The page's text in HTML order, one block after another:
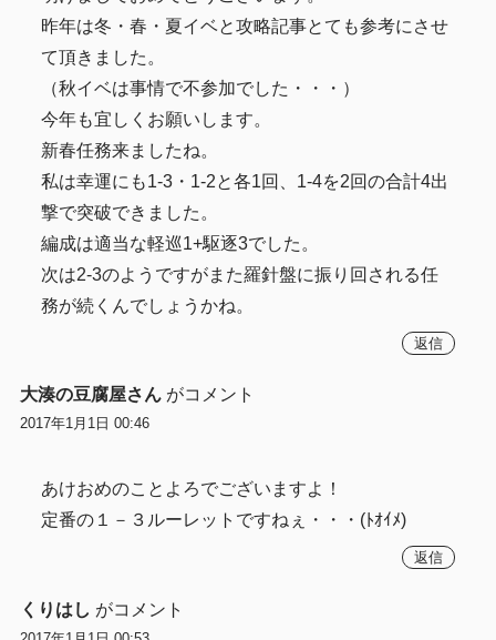
昨年は冬・春・夏イベと攻略記事とても参考にさせ
て頂きました。
（秋イベは事情で不参加でした・・・）
今年も宜しくお願いします。
新春任務来ましたね。
私は幸運にも1-3・1-2と各1回、1-4を2回の合計4出
撃で突破できました。
編成は適当な軽巡1+駆逐3でした。
次は2-3のようですがまた羅針盤に振り回される任
務が続くんでしょうかね。
返信
大湊の豆腐屋さん がコメント
2017年1月1日 00:46
あけおめのことよろでございますよ！
定番の１－３ルーレットですねぇ・・・(ﾄｵｲﾒ)
返信
くりはし がコメント